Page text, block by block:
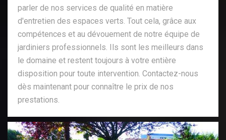
parler de nos services de qualité en matière
d'entretien des espaces verts. Tout cela, grâce aux
compétences et au dévouement de notre équipe de
jardiniers professionnels. Ils sont les meilleurs dans
le domaine et restent toujours à votre entière
disposition pour toute intervention. Contactez-nous
dès maintenant pour connaître le prix de nos
prestations.